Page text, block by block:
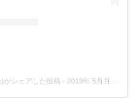
がシェアした投稿 - 2019年 5月月4日午前7時10分PDT